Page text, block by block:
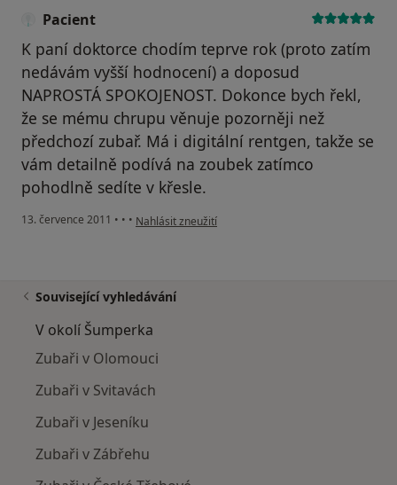
Pacient
K paní doktorce chodím teprve rok (proto zatím
nedávám vyšší hodnocení) a doposud
NAPROSTÁ SPOKOJENOST. Dokonce bych řekl,
že se mému chrupu věnuje pozorněji než
předchozí zubař. Má i digitální rentgen, takže se
vám detailně podívá na zoubek zatímco
pohodlně sedíte v křesle.
13. července 2011 • • • podle názoru uživatele Pacient
Nahlásit zneužití
Související vyhledávání
V okolí Šumperka
Zubaři v Olomouci
Zubaři v Svitavách
Zubaři v Jeseníku
Zubaři v Zábřehu